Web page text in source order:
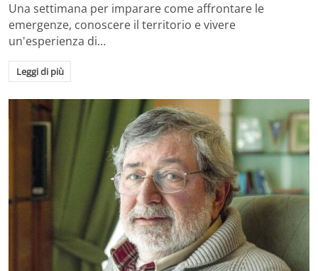
Una settimana per imparare come affrontare le
emergenze, conoscere il territorio e vivere
un'esperienza di…
Leggi di più